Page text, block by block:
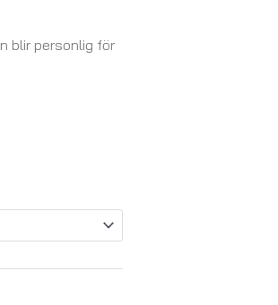
blir personlig för